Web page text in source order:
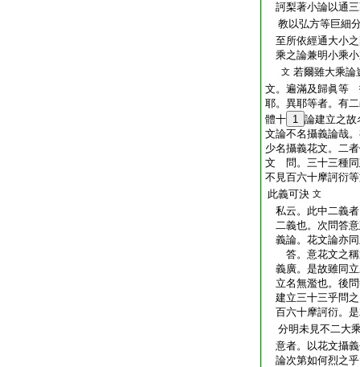
訶梨著小論以通
教以弘方等巨細
至所依經通大小
乘之論兼明小乘
文 若爾雖大乘論
文。遍滿及歸眞等
耶。異耶等者。有
體十 1 論建立之
文論不名攝義論哉
少名攝義花文。二
文 問。三十三種
不見百六十摩訶衍
此義可決 文
私云。此中二義
二義也。次問答
義論。花文論亦
答。意花文之稱
義廣。是故雖同
立名無濫也。後
建立三十三乎問
百六十摩訶衍。
分明未見不二大
意者。以花文攝
論次第如何烈之